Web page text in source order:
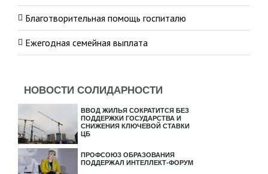
Благотворительная помощь госпиталю
Ежегодная семейная выплата
НОВОСТИ СОЛИДАРНОСТИ
ВВОД ЖИЛЬЯ СОКРАТИТСЯ БЕЗ
ПОДДЕРЖКИ ГОСУДАРСТВА И
СНИЖЕНИЯ КЛЮЧЕВОЙ СТАВКИ
ЦБ
ПРОФСОЮЗ ОБРАЗОВАНИЯ
ПОДДЕРЖАЛ ИНТЕЛЛЕКТ-ФОРУМ